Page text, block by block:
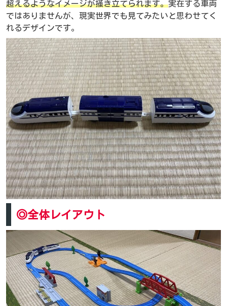
超えるようなイメージが掻き立てられます。実在する車両
ではありませんが、現実世界でも見てみたいと思わせてく
れるデザインです。
◎全体レイアウト